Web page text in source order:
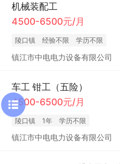
机械装配工
4500-6500元/月
陵口镇 经验不限 学历不限
镇江市中电电力设备有限公司
车工 钳工（五险）
4500-6500元/月
陵口镇 1年 学历不限
镇江市中电电力设备有限公司